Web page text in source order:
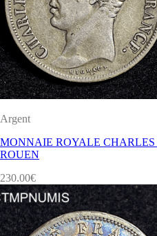
Argent
MONNAIE ROYALE CHARLES
ROUEN
230.00€